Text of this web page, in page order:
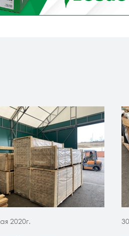
2020г.